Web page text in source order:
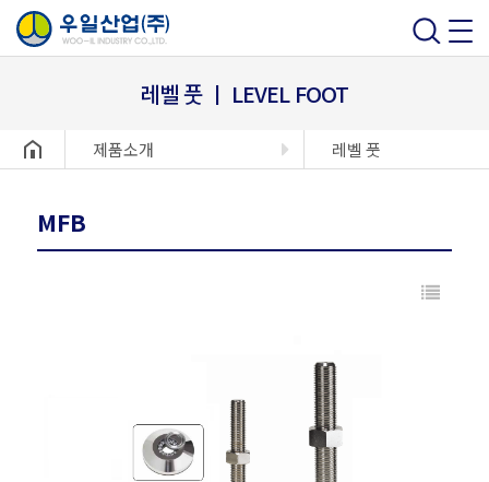
레벨 풋 ㅣ LEVEL FOOT
헤더설정 제품소개 레벨 풋
MFB